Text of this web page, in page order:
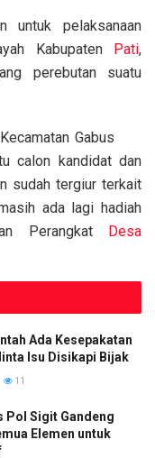
untuk pelaksanaan
Kabupaten Pati,
perebutan suatu
Gabus
calon kandidat dan
sudah tergiur terkait
ada lagi hadiah
Perangkat
Desa
Ada Kesepakatan
Isu Disikapi Bijak
11
Pol Sigit Gandeng
Elemen untuk